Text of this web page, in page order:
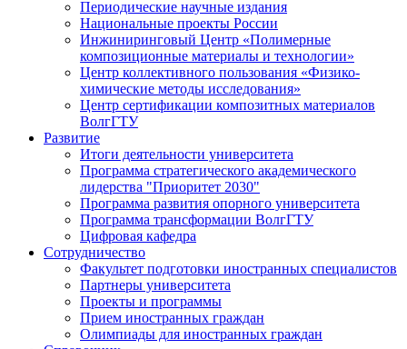
Периодические научные издания
Национальные проекты России
Инжиниринговый Центр «Полимерные
композиционные материалы и технологии»
Центр коллективного пользования «Физико-
химические методы исследования»
Центр сертификации композитных материалов
ВолгГТУ
Развитие
Итоги деятельности университета
Программа стратегического академического
лидерства "Приоритет 2030"
Программа развития опорного университета
Программа трансформации ВолгГТУ
Цифровая кафедра
Сотрудничество
Факультет подготовки иностранных специалистов
Партнеры университета
Проекты и программы
Прием иностранных граждан
Олимпиады для иностранных граждан